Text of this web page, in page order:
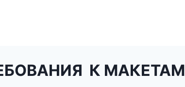
К МАКЕТАМ